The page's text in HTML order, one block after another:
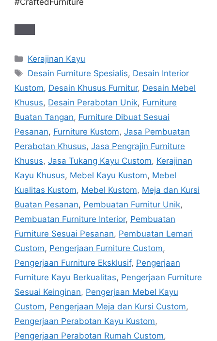
#CraftedFurniture
Categories
Kerajinan Kayu
Tags
Desain Furniture Spesialis, Desain Interior
Kustom, Desain Khusus Furnitur, Desain Mebel
Khusus, Desain Perabotan Unik, Furniture
Buatan Tangan, Furniture Dibuat Sesuai
Pesanan, Furniture Kustom, Jasa Pembuatan
Perabotan Khusus, Jasa Pengrajin Furniture
Khusus, Jasa Tukang Kayu Custom, Kerajinan
Kayu Khusus, Mebel Kayu Kustom, Mebel
Kualitas Kustom, Mebel Kustom, Meja dan Kursi
Buatan Pesanan, Pembuatan Furnitur Unik,
Pembuatan Furniture Interior, Pembuatan
Furniture Sesuai Pesanan, Pembuatan Lemari
Custom, Pengerjaan Furniture Custom,
Pengerjaan Furniture Eksklusif, Pengerjaan
Furniture Kayu Berkualitas, Pengerjaan Furniture
Sesuai Keinginan, Pengerjaan Mebel Kayu
Custom, Pengerjaan Meja dan Kursi Custom,
Pengerjaan Perabotan Kayu Kustom,
Pengerjaan Perabotan Rumah Custom,